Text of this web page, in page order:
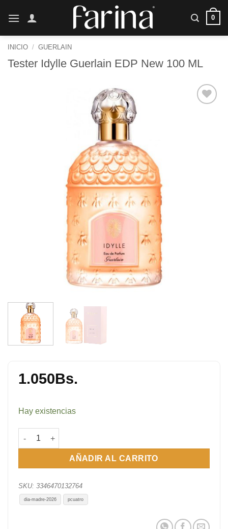
0
INICIO / GUERLAIN
Tester Idylle Guerlain EDP New 100 ML
1.050Bs.
Hay existencias
Tester Idylle Guerlain EDP New 100 ML cantidad
AÑADIR AL CARRITO
SKU: 3346470132764
dia-madre-2026 pcuatro